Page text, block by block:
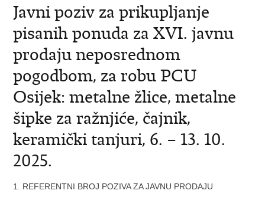
Javni poziv za prikupljanje
pisanih ponuda za XVI. javnu
prodaju neposrednom
pogodbom, za robu PCU
Osijek: metalne žlice, metalne
šipke za ražnjiće, čajnik,
keramički tanjuri, 6. – 13. 10.
2025.
1. REFERENTNI BROJ POZIVA ZA JAVNU PRODAJU